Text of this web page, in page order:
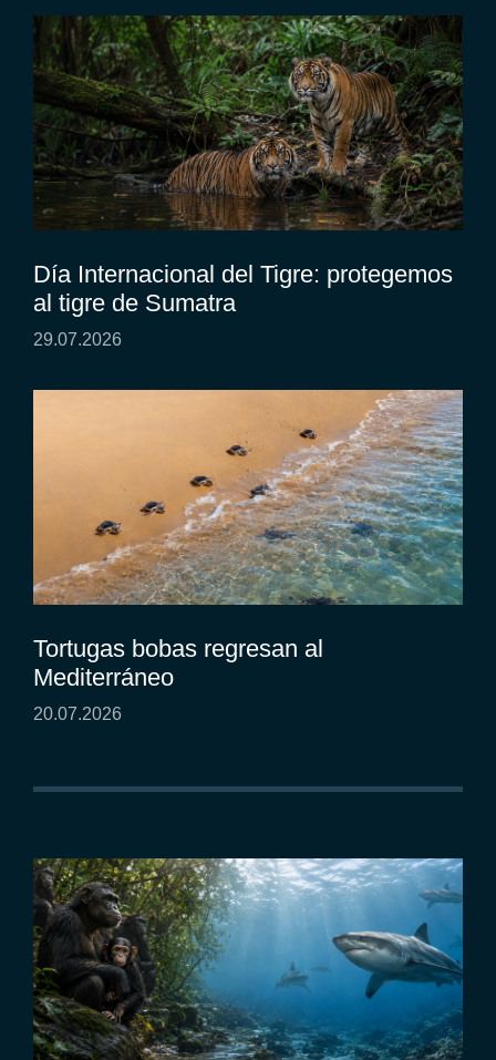
Día Internacional del Tigre: protegemos
al tigre de Sumatra
29.07.2026
Tortugas bobas regresan al
Mediterráneo
20.07.2026